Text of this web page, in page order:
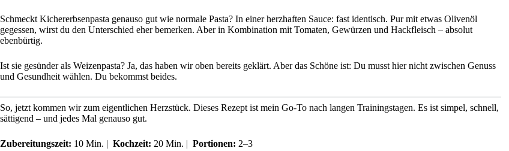
Schmeckt Kichererbsenpasta genauso gut wie normale Pasta? In einer herzhaften Sauce: fast identisch. Pur mit etwas Olivenöl
gegessen, wirst du den Unterschied eher bemerken. Aber in Kombination mit Tomaten, Gewürzen und Hackfleisch – absolut
ebenbürtig.
Ist sie gesünder als Weizenpasta? Ja, das haben wir oben bereits geklärt. Aber das Schöne ist: Du musst hier nicht zwischen Genuss
und Gesundheit wählen. Du bekommst beides.
So, jetzt kommen wir zum eigentlichen Herzstück. Dieses Rezept ist mein Go-To nach langen Trainingstagen. Es ist simpel, schnell,
sättigend – und jedes Mal genauso gut.
Zubereitungszeit: 10 Min. | Kochzeit: 20 Min. | Portionen: 2–3